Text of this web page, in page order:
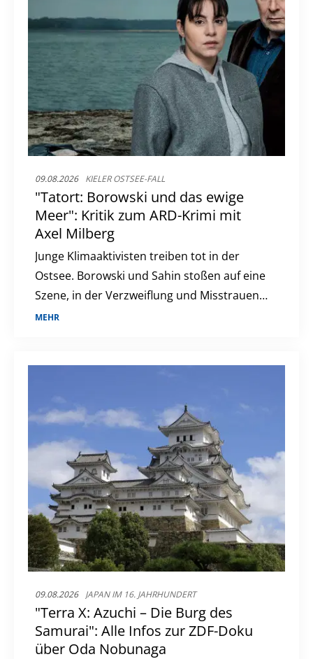
09.08.2026 KIELER OSTSEE-FALL
"Tatort: Borowski und das ewige
Meer": Kritik zum ARD-Krimi mit
Axel Milberg
Junge Klimaaktivisten treiben tot in der
Ostsee. Borowski und Sahin stoßen auf eine
Szene, in der Verzweiflung und Misstrauen
wachsen.
MEHR
09.08.2026 JAPAN IM 16. JAHRHUNDERT
"Terra X: Azuchi – Die Burg des
Samurai": Alle Infos zur ZDF-Doku
über Oda Nobunaga